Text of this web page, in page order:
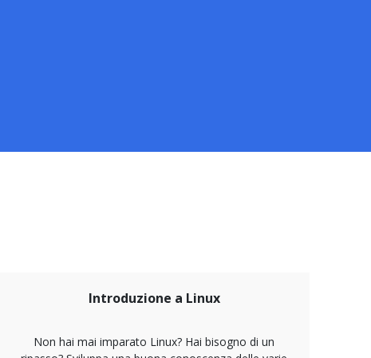
Introduzione a Linux
Non hai mai imparato Linux? Hai bisogno di un